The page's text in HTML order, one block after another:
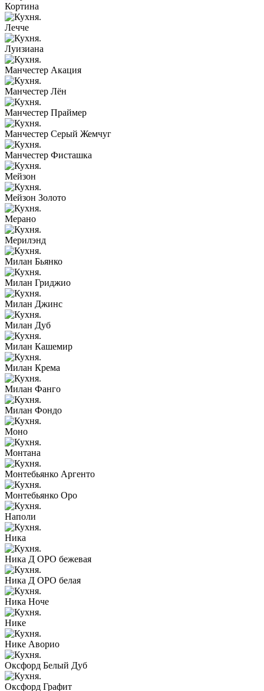
Кортина
Лечче
Луизиана
Манчестер Акация
Манчестер Лён
Манчестер Праймер
Манчестер Серый Жемчуг
Манчестер Фисташка
Мейзон
Мейзон Золото
Мерано
Мерилэнд
Милан Бьянко
Милан Гриджио
Милан Джинс
Милан Дуб
Милан Кашемир
Милан Крема
Милан Фанго
Милан Фондо
Моно
Монтана
Монтебьянко Аргенто
Монтебьянко Оро
Наполи
Ника
Ника Д ОРО бежевая
Ника Д ОРО белая
Ника Ноче
Нике
Нике Аворио
Оксфорд Белый Дуб
Оксфорд Графит